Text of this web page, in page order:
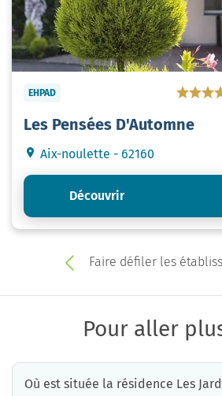
EHPAD
Les Pensées D'Automne
Aix-noulette - 62160
Découvrir
Faire défiler les
Pour aller
Où est située la résidence Les